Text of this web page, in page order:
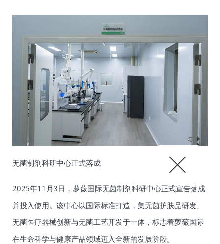
无菌制剂科研中心正式落成
2025年11月3日，萝薇国际无菌制剂科研中心正式宣告落成
并投入使用。该中心以国际标准打造，集无菌护肤品研发、
无菌医疗器械创新与无菌工艺开发于一体，标志着萝薇国际
在生命科学与健康产品领域迈入全新的发展阶段。